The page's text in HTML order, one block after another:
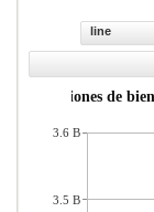
line
Exportaciones de
3.6 B
3.5 B